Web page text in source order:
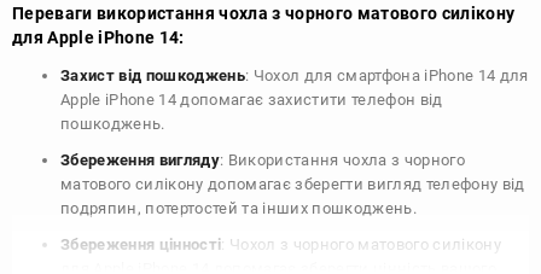
Переваги використання чохла з чорного матового силікону
для Apple iPhone 14:
Захист від пошкоджень: Чохол для смартфона iPhone 14 для
Apple iPhone 14 допомагає захистити телефон від
пошкоджень.
Збереження вигляду: Використання чохла з чорного
матового силікону допомагає зберегти вигляд телефону від
подряпин, потертостей та інших пошкоджень.
Збереження цінності: Чохол з чорного матового силікону